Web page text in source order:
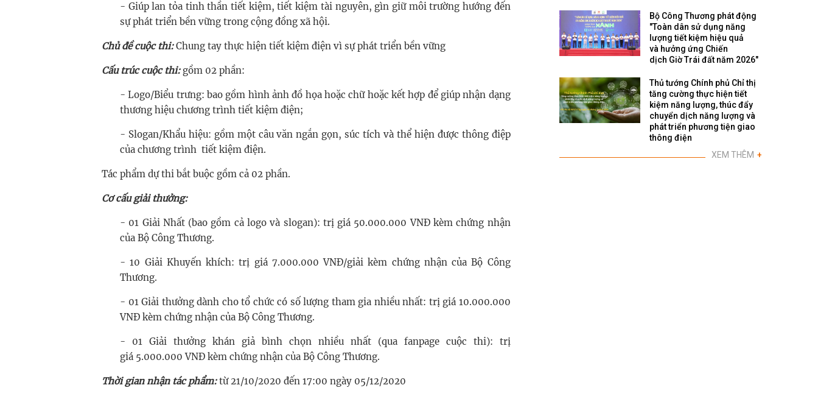
- Giúp lan tỏa tinh thần tiết kiệm, tiết kiệm tài nguyên, gìn giữ môi trường hướng đến
sự phát triển bền vững trong cộng đồng xã hội.
Chủ đề cuộc thi:Chung tay thực hiện tiết kiệm điện vì sự phát triển bền vững
Cấu trúc cuộc thi:gồm 02 phần:
- Logo/Biểu trưng: bao gồm hình ảnh đồ họa hoặc chữ hoặc kết hợp để giúp nhận dạng
thương hiệu chương trình tiết kiệm điện;
- Slogan/Khẩu hiệu: gồm một câu văn ngắn gọn, súc tích và thể hiện được thông điệp
của chương trình tiết kiệm điện.
Tác phẩm dự thi bắt buộc gồm cả 02 phần.
Cơ cấu giải thưởng:
- 01 Giải Nhất (bao gồm cả logo và slogan): trị giá 50.000.000 VNĐ kèm chứng nhận
của Bộ Công Thương.
- 10 Giải Khuyến khích: trị giá 7.000.000 VNĐ/giải kèm chứng nhận của Bộ Công
Thương.
- 01 Giải thưởng dành cho tổ chức có số lượng tham gia nhiều nhất: trị giá 10.000.000
VNĐ kèm chứng nhận của Bộ Công Thương.
- 01 Giải thưởng khán giả bình chọn nhiều nhất (qua fanpage cuộc thi): trị
giá 5.000.000 VNĐ kèm chứng nhận của Bộ Công Thương.
Thời gian nhận tác phẩm:từ 21/10/2020 đến 17:00 ngày 05/12/2020
Bộ Công Thương phát động
"Toàn dân sử dụng năng
lượng tiết kiệm hiệu quả
và hưởng ứng Chiến
dịch Giờ Trái đất năm 2026"
Thủ tướng Chính phủ Chỉ thị
tăng cường thực hiện tiết
kiệm năng lượng, thúc đẩy
chuyển dịch năng lượng và
phát triển phương tiện giao
thông điện
XEM THÊM +